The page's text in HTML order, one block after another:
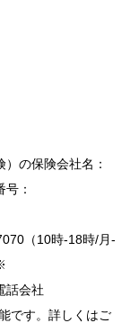
の保険会社名：
：
（10時-18時/月-
話会社
です。詳しくはご